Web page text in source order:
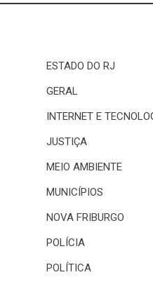
ESTADO DO RJ
GERAL
INTERNET E
JUSTIÇA
MEIO AMBIENTE
MUNICÍPIOS
NOVA FRIBURGO
POLÍCIA
POLÍTICA